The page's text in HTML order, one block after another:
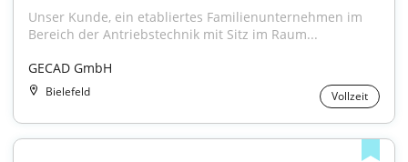
Unser Kunde, ein etabliertes Familienunternehmen im
Bereich der Antriebstechnik mit Sitz im Raum...
GECAD GmbH
Bielefeld Vollzeit